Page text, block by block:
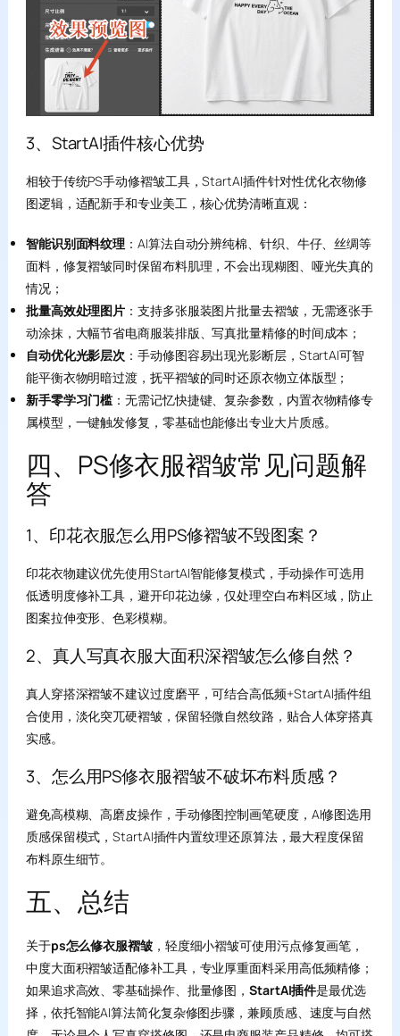
3、StartAI插件核心优势
相较于传统PS手动修褶皱工具，StartAI插件针对性优化衣物修
图逻辑，适配新手和专业美工，核心优势清晰直观：
智能识别面料纹理 ：AI算法自动分辨纯棉、针织、牛仔、丝绸等
面料，修复褶皱同时保留布料肌理，不会出现糊图、哑光失真的
情况；
批量高效处理图片 ：支持多张服装图片批量去褶皱，无需逐张手
动涂抹，大幅节省电商服装排版、写真批量精修的时间成本；
自动优化光影层次 ：手动修图容易出现光影断层，StartAI可智
能平衡衣物明暗过渡，抚平褶皱的同时还原衣物立体版型；
新手零学习门槛 ：无需记忆快捷键、复杂参数，内置衣物精修专
属模型，一键触发修复，零基础也能修出专业大片质感。
四、PS修衣服褶皱常见问题解
答
1、印花衣服怎么用PS修褶皱不毁图案？
印花衣物建议优先使用StartAI智能修复模式，手动操作可选用
低透明度修补工具，避开印花边缘，仅处理空白布料区域，防止
图案拉伸变形、色彩模糊。
2、真人写真衣服大面积深褶皱怎么修自然？
真人穿搭深褶皱不建议过度磨平，可结合高低频+StartAI插件组
合使用，淡化突兀硬褶皱，保留轻微自然纹路，贴合人体穿搭真
实感。
3、怎么用PS修衣服褶皱不破坏布料质感？
避免高模糊、高磨皮操作，手动修图控制画笔硬度，AI修图选用
质感保留模式，StartAI插件内置纹理还原算法，最大程度保留
布料原生细节。
五、总结
关于ps怎么修衣服褶皱，轻度细小褶皱可使用污点修复画笔，
中度大面积褶皱适配修补工具，专业厚重面料采用高低频精修；
如果追求高效、零基础操作、批量修图，StartAI插件是最优选
择，依托智能AI算法简化复杂修图步骤，兼顾质感、速度与自然